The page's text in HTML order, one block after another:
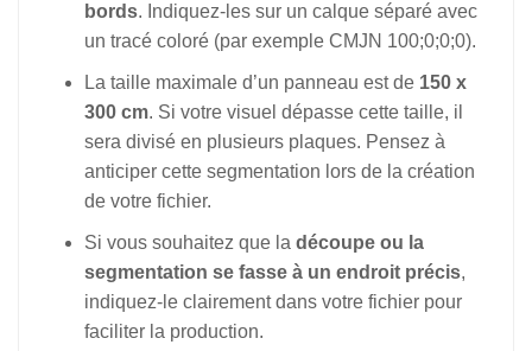
bords. Indiquez-les sur un calque séparé avec
un tracé coloré (par exemple CMJN 100;0;0;0).
La taille maximale d’un panneau est de 150 x
300 cm. Si votre visuel dépasse cette taille, il
sera divisé en plusieurs plaques. Pensez à
anticiper cette segmentation lors de la création
de votre fichier.
Si vous souhaitez que la découpe ou la
segmentation se fasse à un endroit précis,
indiquez-le clairement dans votre fichier pour
faciliter la production.